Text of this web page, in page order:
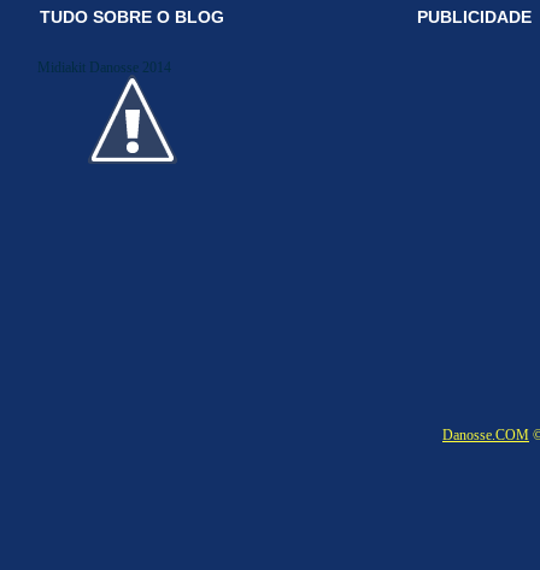
TUDO SOBRE O BLOG
Midiakit Danosse 2014
PUBLICIDADE
Danosse.COM